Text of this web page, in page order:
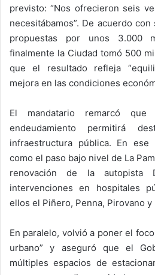
previsto: “Nos ofrecieron seis
necesitábamos”. De acuerdo
propuestas por unos 3.000
finalmente la Ciudad tomó 500
que el resultado refleja
mejora en las condiciones
El mandatario remarcó
endeudamiento permitirá
infraestructura pública. En ese
como el paso bajo nivel de La
renovación de la autopista
intervenciones en hospitales
ellos el Piñero, Penna, Pirovano y
En paralelo, volvió a poner el
urbano” y aseguró que el
múltiples espacios de